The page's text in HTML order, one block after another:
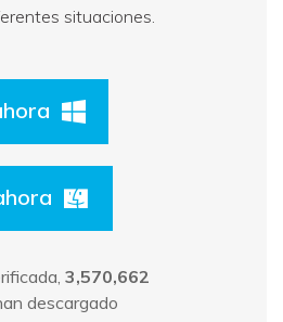
situaciones.
3,570,664
descargado